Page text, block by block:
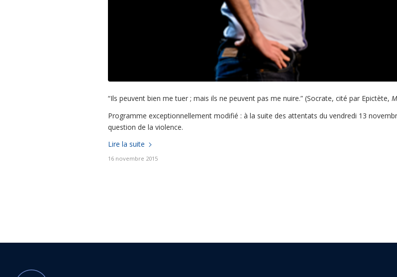
“Ils peuvent bien me tuer ; mais ils ne peuvent pas me nuire.” (Socrate, cité par Epictète,
Programme exceptionnellement modifié : à la suite des attentats du vendredi 13
question de la violence.
Lire la suite
16 novembre 2015